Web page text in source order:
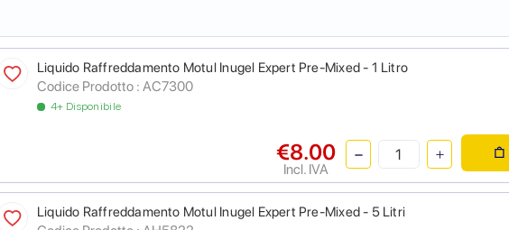
Liquido Raffreddamento Motul Inugel Expert Pre-Mixed - 1 Litro
Codice Prodotto : AC7300
4+ Disponibile
€8.00
Incl. IVA
Liquido Raffreddamento Motul Inugel Expert Pre-Mixed - 5 Litri